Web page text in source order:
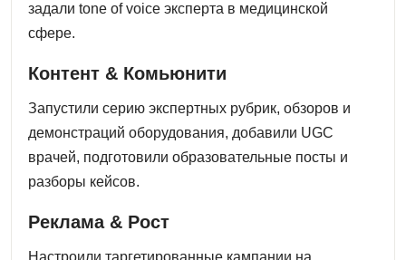
задали tone of voice эксперта в медицинской
сфере.
Контент & Комьюнити
Запустили серию экспертных рубрик, обзоров и
демонстраций оборудования, добавили UGC
врачей, подготовили образовательные посты и
разборы кейсов.
Реклама & Рост
Настроили таргетированные кампании на